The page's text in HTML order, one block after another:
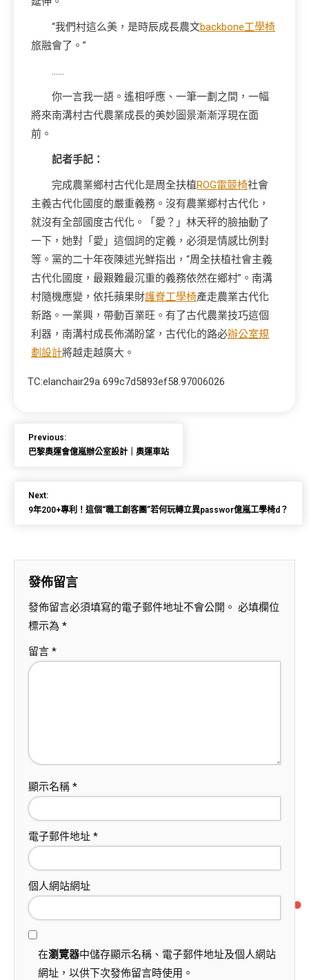
“我們村這么美，是時辰成長農文backbone工學椅
旅融會了。”
……
你一言我一語。遙相呼應、一筆一劃之間，一幅
將來南溝村古代農業成長的美妙圖景漸漸浮現在面
前。
記者手記：
完成農業鄉村古代化是周全扶植ROG電競椅社會
主義古代化國度的嚴重義務。沒有農業鄉村古代化，
就沒有全部國度古代化。「愛？」林天秤的臉抽動了
一下，她對「愛」這個詞的定義，必須是情感比例對
等。黨的二十年夜陳述光鮮指出，“周全扶植社會主義
古代化國度，最艱難最沉重的義務依然在鄉村”。南溝
村隨機應變，依托蘋果財護脊工學椅產走農業古代化
新路。一業興，帶動百業旺。有了古代農業技巧這個
利器，南溝村成長佈滿盼望，古代化的路必辦公室規
劃設計將越走越廣大。
TC:elanchair29a 699c7d5893ef58.97006026
Previous:
巴黎奧運會億嵐辦公室設計｜奧運車站
Next:
9年200+專利！這個“職工創客團”若何玩轉立異passwor億嵐工學椅d？
發佈留言
發佈留言必須填寫的電子郵件地址不會公開。 必填欄位
標示為 *
留言 *
顯示名稱 *
電子郵件地址 *
個人網站網址
在瀏覽器中儲存顯示名稱、電子郵件地址及個人網站
網址，以供下次發佈留言時使用。